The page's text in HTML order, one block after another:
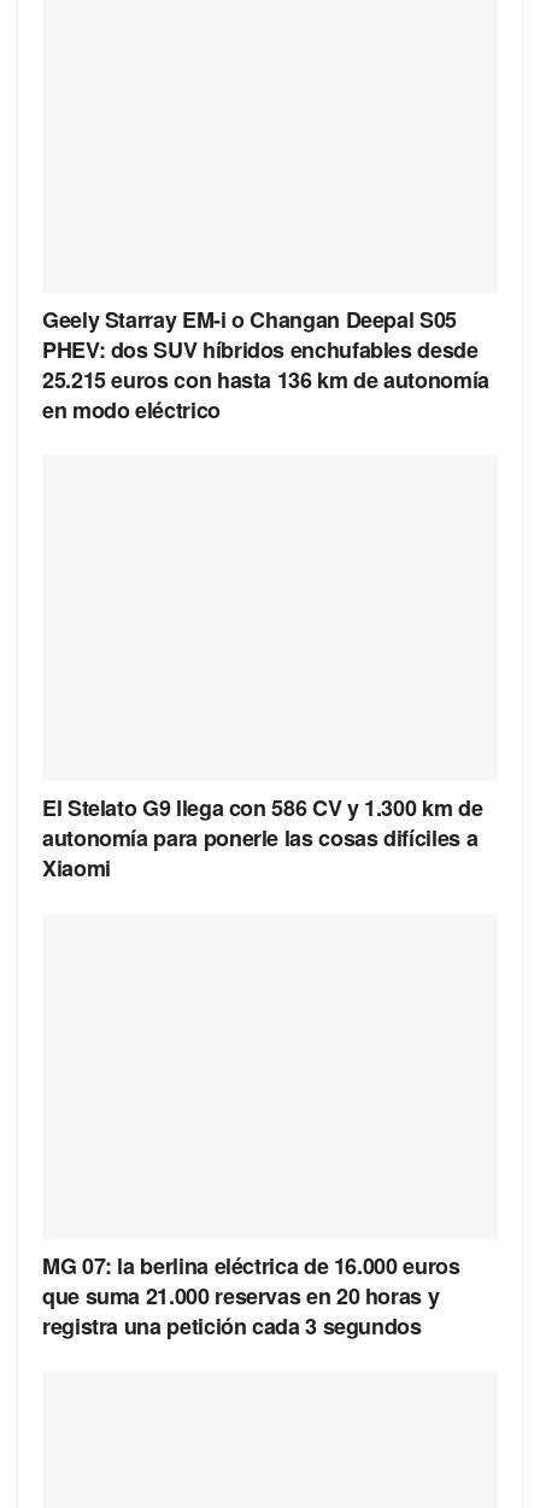
Geely Starray EM-i o Changan Deepal S05
PHEV: dos SUV híbridos enchufables desde
25.215 euros con hasta 136 km de autonomía
en modo eléctrico
El Stelato G9 llega con 586 CV y 1.300 km de
autonomía para ponerle las cosas difíciles a
Xiaomi
MG 07: la berlina eléctrica de 16.000 euros
que suma 21.000 reservas en 20 horas y
registra una petición cada 3 segundos